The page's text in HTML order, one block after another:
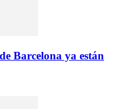
Barcelona ya están